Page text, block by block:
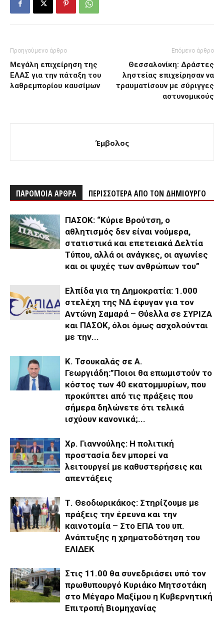
Προηγούμενο άρθρο
Μεγάλη επιχείρηση της
ΕΛΑΣ για την πάταξη του
λαθρεμπορίου καυσίμων
Επόμενο άρθρο
Θεσσαλονίκη: Δράστες
ληστείας επιχείρησαν να
τραυματίσουν με σύριγγες
αστυνομικούς
Έμβολος
ΠΑΡΟΜΟΙΑ ΑΡΘΡΑ ΠΕΡΙΣΣΟΤΕΡΑ ΑΠΟ ΤΟΝ ΔΗΜΙΟΥΡΓΟ
ΠΑΣΟΚ: “Κύριε Βρούτση, ο
αθλητισμός δεν είναι νούμερα,
στατιστικά και επετειακά Δελτία
Τύπου, αλλά οι ανάγκες, οι αγωνίες
και οι ψυχές των ανθρώπων του”
Ελπίδα για τη Δημοκρατία: 1.000
στελέχη της ΝΔ έφυγαν για τον
Αντώνη Σαμαρά – Θύελλα σε ΣΥΡΙΖΑ
και ΠΑΣΟΚ, όλοι όμως ασχολούνται
με την...
Κ. Τσουκαλάς σε Α.
Γεωργιάδη:”Ποιοι θα επωμιστούν το
κόστος των 40 εκατομμυρίων, που
προκύπτει από τις πράξεις που
σήμερα δηλώνετε ότι τελικά
ισχύουν κανονικά;...
Χρ. Γιαννούλης: Η πολιτική
προστασία δεν μπορεί να
λειτουργεί με καθυστερήσεις και
απεντάξεις
Τ. Θεοδωρικάκος: Στηρίζουμε με
πράξεις την έρευνα και την
καινοτομία – Στο ΕΠΑ του υπ.
Ανάπτυξης η χρηματοδότηση του
ΕΛΙΔΕΚ
Στις 11.00 θα συνεδριάσει υπό τον
πρωθυπουργό Κυριάκο Μητσοτάκη
στο Μέγαρο Μαξίμου η Κυβερνητική
Επιτροπή Βιομηχανίας